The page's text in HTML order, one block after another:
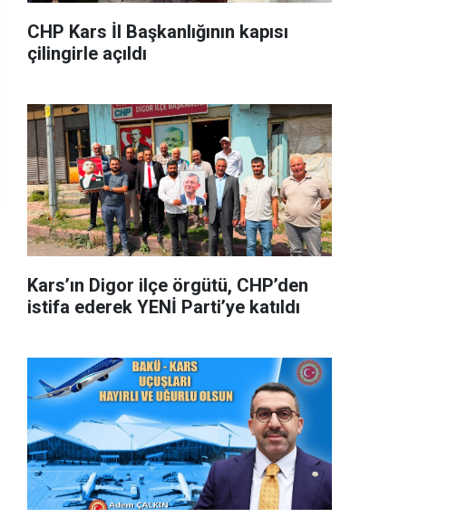
CHP Kars İl Başkanlığının kapısı
çilingirle açıldı
Kars’ın Digor ilçe örgütü, CHP’den
istifa ederek YENİ Parti’ye katıldı